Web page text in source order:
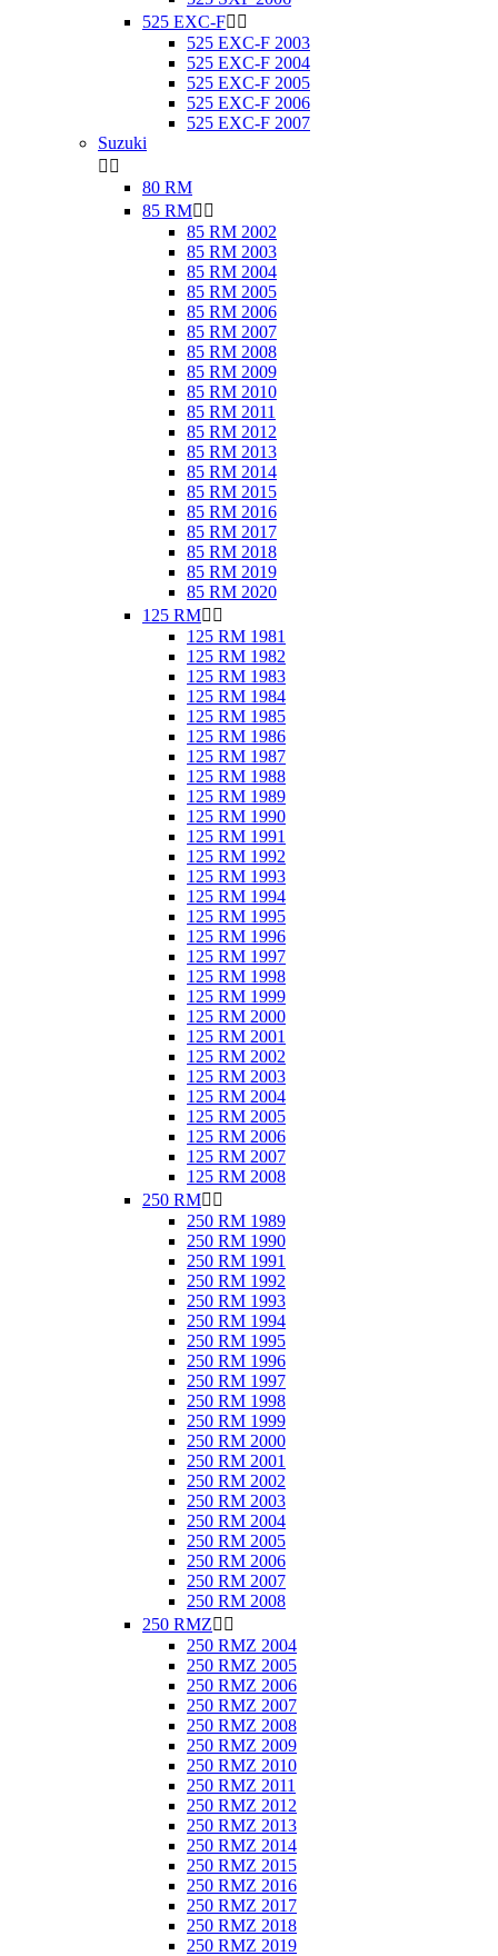
525 EXC-F 
525 EXC-F 2003
525 EXC-F 2004
525 EXC-F 2005
525 EXC-F 2006
525 EXC-F 2007
Suzuki
 
80 RM
85 RM 
85 RM 2002
85 RM 2003
85 RM 2004
85 RM 2005
85 RM 2006
85 RM 2007
85 RM 2008
85 RM 2009
85 RM 2010
85 RM 2011
85 RM 2012
85 RM 2013
85 RM 2014
85 RM 2015
85 RM 2016
85 RM 2017
85 RM 2018
85 RM 2019
85 RM 2020
125 RM 
125 RM 1981
125 RM 1982
125 RM 1983
125 RM 1984
125 RM 1985
125 RM 1986
125 RM 1987
125 RM 1988
125 RM 1989
125 RM 1990
125 RM 1991
125 RM 1992
125 RM 1993
125 RM 1994
125 RM 1995
125 RM 1996
125 RM 1997
125 RM 1998
125 RM 1999
125 RM 2000
125 RM 2001
125 RM 2002
125 RM 2003
125 RM 2004
125 RM 2005
125 RM 2006
125 RM 2007
125 RM 2008
250 RM 
250 RM 1989
250 RM 1990
250 RM 1991
250 RM 1992
250 RM 1993
250 RM 1994
250 RM 1995
250 RM 1996
250 RM 1997
250 RM 1998
250 RM 1999
250 RM 2000
250 RM 2001
250 RM 2002
250 RM 2003
250 RM 2004
250 RM 2005
250 RM 2006
250 RM 2007
250 RM 2008
250 RMZ 
250 RMZ 2004
250 RMZ 2005
250 RMZ 2006
250 RMZ 2007
250 RMZ 2008
250 RMZ 2009
250 RMZ 2010
250 RMZ 2011
250 RMZ 2012
250 RMZ 2013
250 RMZ 2014
250 RMZ 2015
250 RMZ 2016
250 RMZ 2017
250 RMZ 2018
250 RMZ 2019